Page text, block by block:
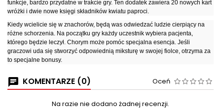
funkcje, bardzo przydatne w trakcie gry. Ten dodatek zawiera 20 nowych kart
wróżki i dwie nowe księgi składników kwiatu paproci.
Kiedy wcielicie się w znachorów, będą was odwiedzać ludzie cierpiący na
różne schorzenia. Na początku gry każdy uczestnik wybiera pacjenta,
którego będzie leczył. Chorym może pomóc specjalna esencja. Jeśli
graczowi uda się stworzyć odpowiednią miksturę w swojej fiolce, otrzyma za
to specjalne bonusy.
KOMENTARZE (0) Oceń
Na razie nie dodano żadnej recenzji.